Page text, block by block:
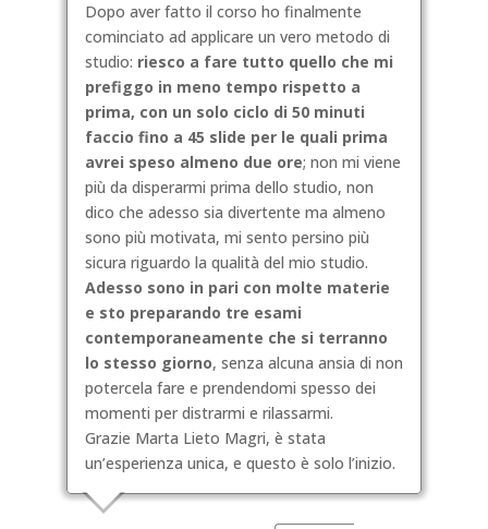
Dopo aver fatto il corso ho finalmente
cominciato ad applicare un vero metodo di
studio: riesco a fare tutto quello che mi
prefiggo in meno tempo rispetto a
prima, con un solo ciclo di 50 minuti
faccio fino a 45 slide per le quali prima
avrei speso almeno due ore; non mi viene
più da disperarmi prima dello studio, non
dico che adesso sia divertente ma almeno
sono più motivata, mi sento persino più
sicura riguardo la qualità del mio studio.
Adesso sono in pari con molte materie
e sto preparando tre esami
contemporaneamente che si terranno
lo stesso giorno, senza alcuna ansia di non
potercela fare e prendendomi spesso dei
momenti per distrarmi e rilassarmi.
Grazie Marta Lieto Magri, è stata
un’esperienza unica, e questo è solo l’inizio.